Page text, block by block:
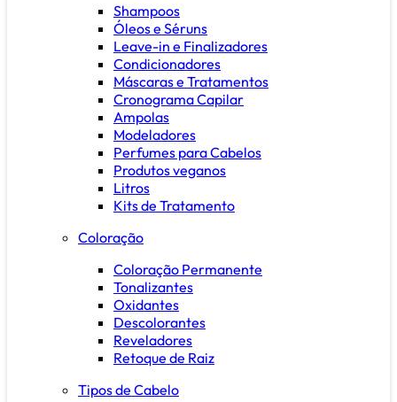
Shampoos
Óleos e Séruns
Leave-in e Finalizadores
Condicionadores
Máscaras e Tratamentos
Cronograma Capilar
Ampolas
Modeladores
Perfumes para Cabelos
Produtos veganos
Litros
Kits de Tratamento
Coloração
Coloração Permanente
Tonalizantes
Oxidantes
Descolorantes
Reveladores
Retoque de Raiz
Tipos de Cabelo